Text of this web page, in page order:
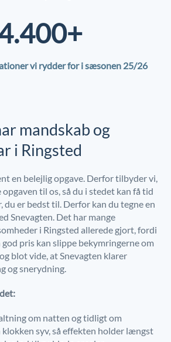
vi rydder for i sæsonen 25/26
mandskab og
i Ringsted
en belejlig opgave. Derfor tilbyder vi,
til os, så du i stedet kan få tid
du er bedst til. Derfor kan du tegne en
Snevagten. Det har mange
i Ringsted allerede gjort, fordi
pris kan slippe bekymringerne om
blot vide, at Snevagten klarer
og snerydning.
om natten og tidligt om
klokken syv, så effekten holder længst